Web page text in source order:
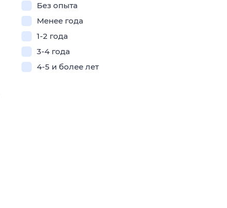
Без опыта
Менее года
1-2 года
3-4 года
4-5 и более лет